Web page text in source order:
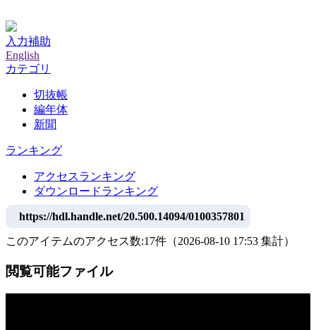
入力補助
English
カテゴリ
切抜帳
編年体
新聞
ランキング
アクセスランキング
ダウンロードランキング
https://hdl.handle.net/20.500.14094/0100357801
このアイテムのアクセス数:17件 （2026-08-10 17:53 集計）
閲覧可能ファイル